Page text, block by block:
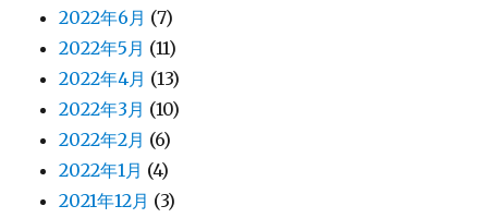
2022年6月 (7)
2022年5月 (11)
2022年4月 (13)
2022年3月 (10)
2022年2月 (6)
2022年1月 (4)
2021年12月 (3)